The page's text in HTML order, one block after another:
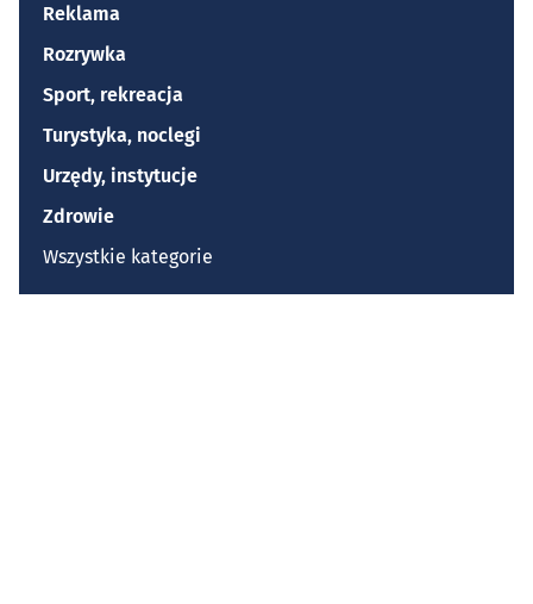
Reklama
Rozrywka
Sport, rekreacja
Turystyka, noclegi
Urzędy, instytucje
Zdrowie
Wszystkie kategorie